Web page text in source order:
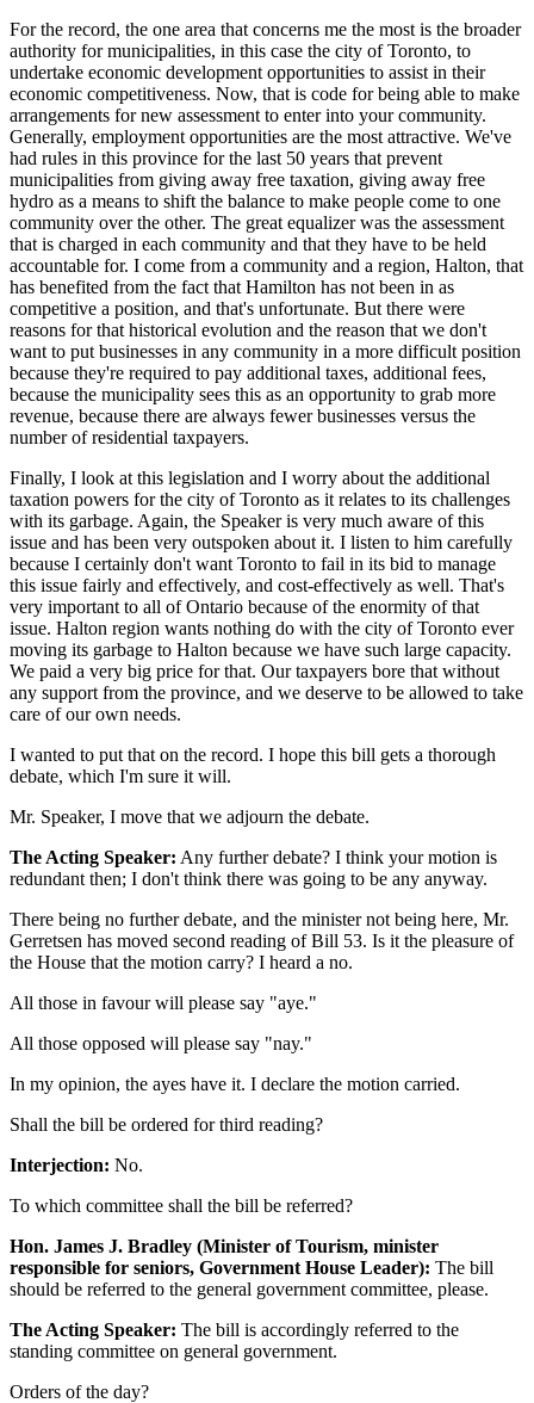
For the record, the one area that concerns me the most is the broader
authority for municipalities, in this case the city of Toronto, to
undertake economic development opportunities to assist in their
economic competitiveness. Now, that is code for being able to make
arrangements for new assessment to enter into your community.
Generally, employment opportunities are the most attractive. We've
had rules in this province for the last 50 years that prevent
municipalities from giving away free taxation, giving away free
hydro as a means to shift the balance to make people come to one
community over the other. The great equalizer was the assessment
that is charged in each community and that they have to be held
accountable for. I come from a community and a region, Halton, that
has benefited from the fact that Hamilton has not been in as
competitive a position, and that's unfortunate. But there were
reasons for that historical evolution and the reason that we don't
want to put businesses in any community in a more difficult position
because they're required to pay additional taxes, additional fees,
because the municipality sees this as an opportunity to grab more
revenue, because there are always fewer businesses versus the
number of residential taxpayers.
Finally, I look at this legislation and I worry about the additional
taxation powers for the city of Toronto as it relates to its challenges
with its garbage. Again, the Speaker is very much aware of this
issue and has been very outspoken about it. I listen to him carefully
because I certainly don't want Toronto to fail in its bid to manage
this issue fairly and effectively, and cost-effectively as well. That's
very important to all of Ontario because of the enormity of that
issue. Halton region wants nothing do with the city of Toronto ever
moving its garbage to Halton because we have such large capacity.
We paid a very big price for that. Our taxpayers bore that without
any support from the province, and we deserve to be allowed to take
care of our own needs.
I wanted to put that on the record. I hope this bill gets a thorough
debate, which I'm sure it will.
Mr. Speaker, I move that we adjourn the debate.
The Acting Speaker: Any further debate? I think your motion is
redundant then; I don't think there was going to be any anyway.
There being no further debate, and the minister not being here, Mr.
Gerretsen has moved second reading of Bill 53. Is it the pleasure of
the House that the motion carry? I heard a no.
All those in favour will please say "aye."
All those opposed will please say "nay."
In my opinion, the ayes have it. I declare the motion carried.
Shall the bill be ordered for third reading?
Interjection: No.
To which committee shall the bill be referred?
Hon. James J. Bradley (Minister of Tourism, minister
responsible for seniors, Government House Leader): The bill
should be referred to the general government committee, please.
The Acting Speaker: The bill is accordingly referred to the
standing committee on general government.
Orders of the day?